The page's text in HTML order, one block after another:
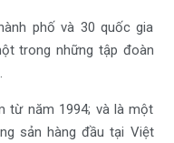
phố và 30 quốc gia
trong những tập đoàn
từ năm 1994; và là một
sản hàng đầu tại Việt